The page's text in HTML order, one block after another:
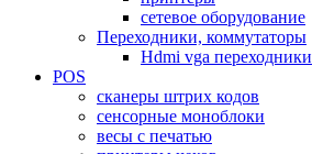
сетевое оборудование
Переходники, коммутаторы
Hdmi vga переходники
POS
сканеры штрих кодов
сенсорные моноблоки
весы с печатью